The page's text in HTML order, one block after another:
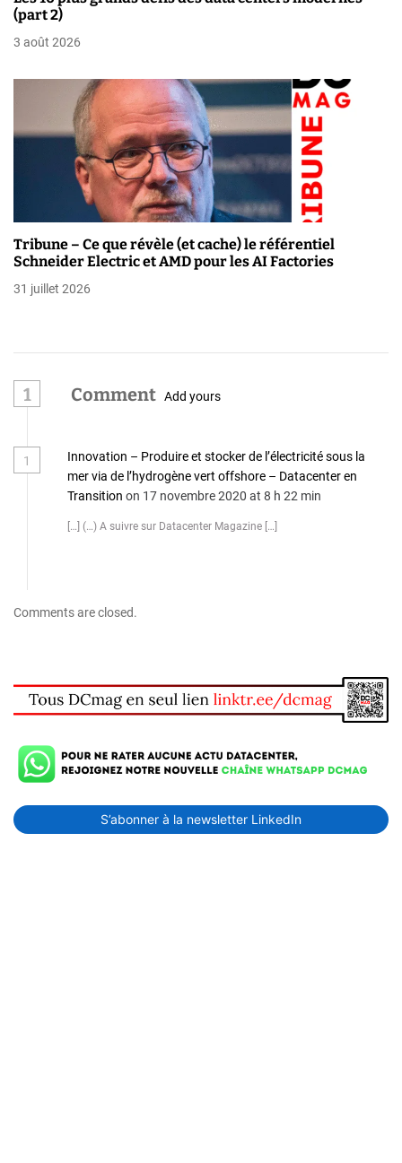
t
i
c
e
(part 2)
3 août 2026
Tribune – Ce que révèle (et cache) le référentiel
Schneider Electric et AMD pour les AI Factories
31 juillet 2026
1 Comment Add yours
1
Innovation – Produire et stocker de l’électricité sous la
mer via de l’hydrogène vert offshore – Datacenter en
Transition on 17 novembre 2020 at 8 h 22 min
[…] (…) A suivre sur Datacenter Magazine […]
Comments are closed.
S’abonner à la newsletter LinkedIn